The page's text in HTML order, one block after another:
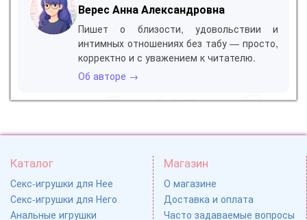
Верес Анна Александровна
Пишет о близости, удовольствии и
интимных отношениях без табу — просто,
корректно и с уважением к читателю.
Об авторе →
Каталог
Секс-игрушки для Нее
Секс-игрушки для Него
Анальные игрушки
Магазин
О магазине
Доставка и оплата
Часто задаваемые вопросы